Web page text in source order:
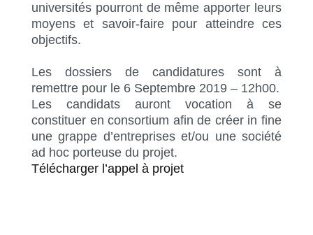
universités pourront de même apporter leurs
moyens et savoir-faire pour atteindre ces
objectifs.
Les dossiers de candidatures sont à
remettre pour le 6 Septembre 2019 – 12h00.
Les candidats auront vocation à se
constituer en consortium afin de créer in fine
une grappe d’entreprises et/ou une société
ad hoc porteuse du projet.
Télécharger l’appel à projet